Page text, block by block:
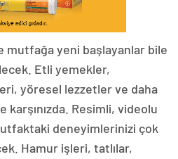
yeni başlayanlar bile
Etli yemekler,
yöresel lezzetler ve daha
karşınızda. Resimli, videolu
deneyimlerinizi çok
Hamur işleri, tatlılar,